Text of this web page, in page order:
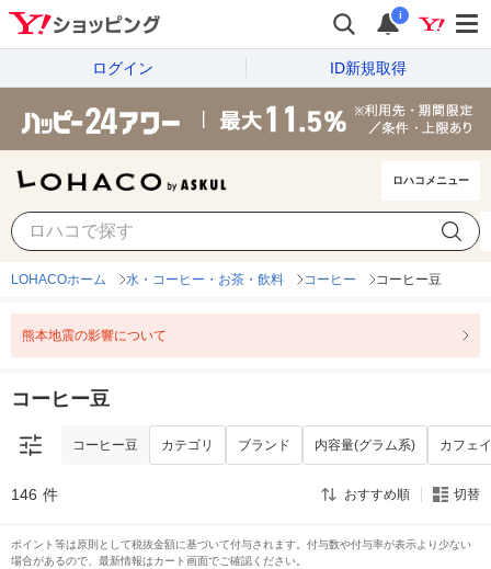
i
ログイン ID新規取得
ロハコメニュー
コーヒー豆 カフェ
LOHACOホーム 水・コーヒー・お茶・飲料 コーヒー コーヒー豆
熊本地震の影響について
コーヒー豆
コーヒー豆 カテゴリ ブランド 内容量(グラム系) カフェ
146 件 おすすめ順 切替
ポイント等は原則として税抜金額に基づいて付与されます。付与数や付与率が表示より少ない
場合があるので、最新情報はカート画面でご確認ください。